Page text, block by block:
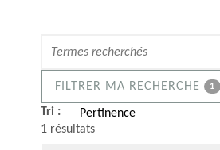
FILTRER MA RECHERCHE 1
Tri :
1 résultats